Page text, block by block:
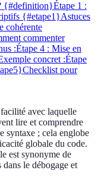
{#definition}Étape 1 :
{#etape1}Astuces
cohérente
commenter
:Étape 4 : Mise en
concret :Étape
Checklist pour
avec laquelle
lire et comprendre
syntaxe ; cela englobe
globale du code.
est synonyme de
le débogage et